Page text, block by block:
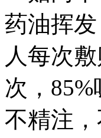
药油挥
人每次
次，
不精注